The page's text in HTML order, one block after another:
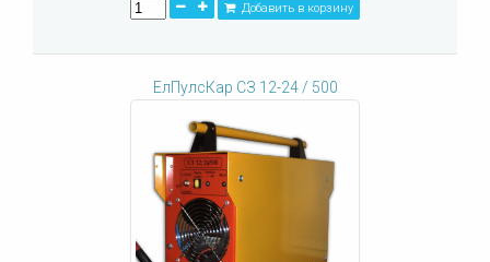
Добавить в корзину
ЕлПулсКар СЗ 12-24 / 500